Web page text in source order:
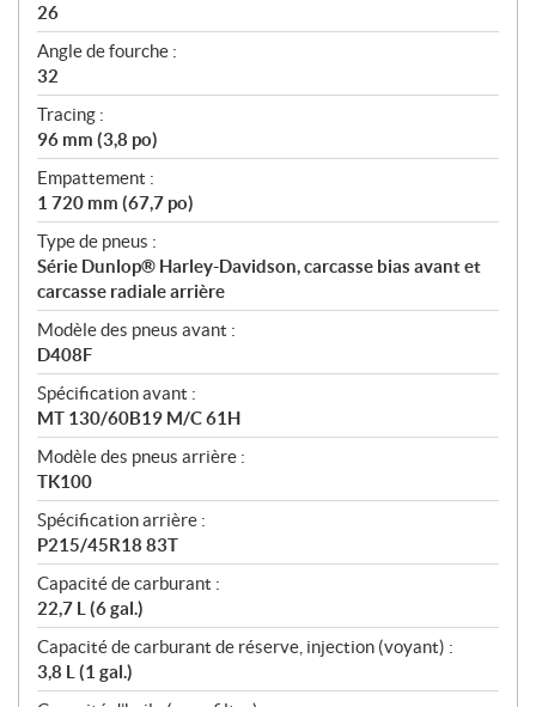
26
Angle de fourche :
32
Tracing :
96 mm (3,8 po)
Empattement :
1 720 mm (67,7 po)
Type de pneus :
Série Dunlop® Harley-Davidson, carcasse bias avant et
carcasse radiale arrière
Modèle des pneus avant :
D408F
Spécification avant :
MT 130/60B19 M/C 61H
Modèle des pneus arrière :
TK100
Spécification arrière :
P215/45R18 83T
Capacité de carburant :
22,7 L (6 gal.)
Capacité de carburant de réserve, injection (voyant) :
3,8 L (1 gal.)